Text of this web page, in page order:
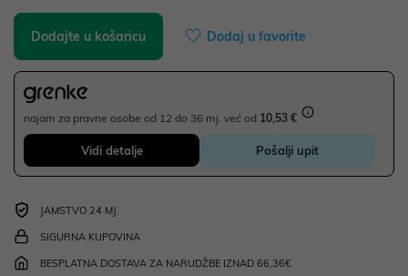
Dodajte u košaricu Dodaj u favorite
najam za pravne osobe od 12 do 36 mj. već od 10,53 €
Vidi detalje Pošalji upit
JAMSTVO 24 MJ.
SIGURNA KUPOVINA
BESPLATNA DOSTAVA ZA NARUDŽBE IZNAD 66,36€